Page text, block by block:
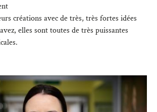
créations avec de très, très fortes idées
elles sont toutes de très puissantes